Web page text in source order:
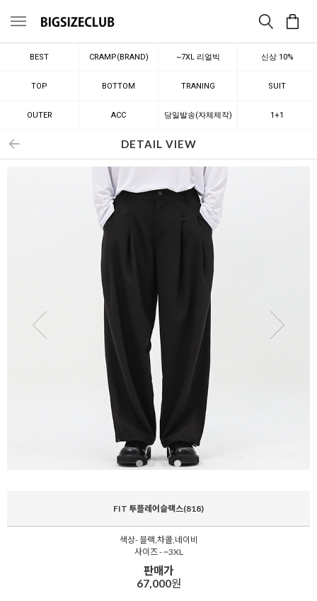
메뉴
BEST CRAMP(BRAND) ~7XL 리얼빅 신상 10%
TOP BOTTOM TRANING SUIT
OUTER ACC 당일발송(자체제작) 1+1
DETAIL VIEW
FIT 투플레어슬랙스(818)
색상- 블랙,차콜,네이비
사이즈 - ~3XL
판매가
67,000원